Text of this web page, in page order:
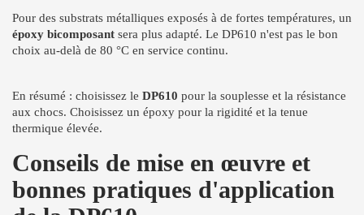
Pour des substrats métalliques exposés à de fortes températures, un
époxy bicomposant sera plus adapté. Le DP610 n'est pas le bon
choix au-delà de 80 °C en service continu.
En résumé : choisissez le DP610 pour la souplesse et la résistance
aux chocs. Choisissez un époxy pour la rigidité et la tenue
thermique élevée.
Conseils de mise en œuvre et
bonnes pratiques d'application